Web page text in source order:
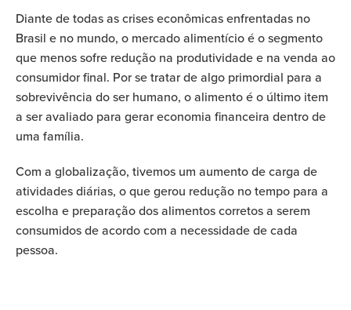
Diante de todas as crises econômicas enfrentadas no
Brasil e no mundo, o mercado alimentício é o segmento
que menos sofre redução na produtividade e na venda ao
consumidor final. Por se tratar de algo primordial para a
sobrevivência do ser humano, o alimento é o último item
a ser avaliado para gerar economia financeira dentro de
uma família.
Com a globalização, tivemos um aumento de carga de
atividades diárias, o que gerou redução no tempo para a
escolha e preparação dos alimentos corretos a serem
consumidos de acordo com a necessidade de cada
pessoa.